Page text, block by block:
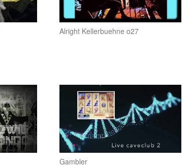
Alright Kellerbuehne o27
Gambler